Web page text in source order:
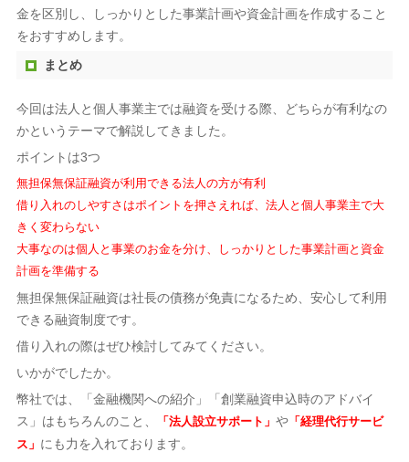
金を区別し、しっかりとした事業計画や資金計画を作成すること
をおすすめします。
まとめ
今回は法人と個人事業主では融資を受ける際、どちらが有利なの
かというテーマで解説してきました。
ポイントは3つ
無担保無保証融資が利用できる法人の方が有利
借り入れのしやすさはポイントを押さえれば、法人と個人事業主で大
きく変わらない
大事なのは個人と事業のお金を分け、しっかりとした事業計画と資金
計画を準備する
無担保無保証融資は社長の債務が免責になるため、安心して利用
できる融資制度です。
借り入れの際はぜひ検討してみてください。
いかがでしたか。
幣社では、「金融機関への紹介」「創業融資申込時のアドバイ
ス」はもちろんのこと、
「法人設立サポート」 や「経理代行サービ
ス」 にも力を入れております。